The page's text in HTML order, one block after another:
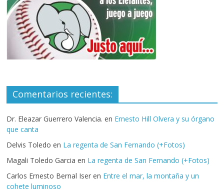
Comentarios recientes:
Dr. Eleazar Guerrero Valencia. en Ernesto Hill Olvera y su órgano
que canta
Delvis Toledo en La regenta de San Fernando (+Fotos)
Magali Toledo Garcia en La regenta de San Fernando (+Fotos)
Carlos Ernesto Bernal Iser en Entre el mar, la montaña y un
cohete luminoso